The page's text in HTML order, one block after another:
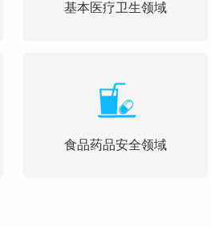
基本医疗卫生领域
食品药品安全领域